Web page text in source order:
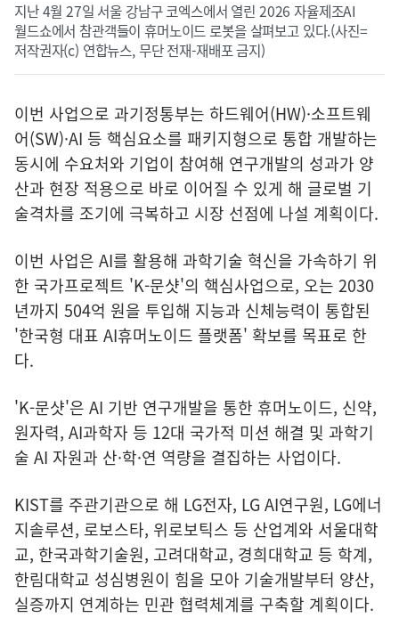
지난 4월 27일 서울 강남구 코엑스에서 열린 2026 자율제조AI
월드쇼에서 참관객들이 휴머노이드 로봇을 살펴보고 있다.(사진=
저작권자(c) 연합뉴스, 무단 전재-재배포 금지)
이번 사업으로 과기정통부는 하드웨어(HW)·소프트웨
어(SW)·AI 등 핵심요소를 패키지형으로 통합 개발하는
동시에 수요처와 기업이 참여해 연구개발의 성과가 양
산과 현장 적용으로 바로 이어질 수 있게 해 글로벌 기
술격차를 조기에 극복하고 시장 선점에 나설 계획이다.
이번 사업은 AI를 활용해 과학기술 혁신을 가속하기 위
한 국가프로젝트 'K-문샷'의 핵심사업으로, 오는 2030
년까지 504억 원을 투입해 지능과 신체능력이 통합된
'한국형 대표 AI휴머노이드 플랫폼' 확보를 목표로 한
다.
'K-문샷'은 AI 기반 연구개발을 통한 휴머노이드, 신약,
원자력, AI과학자 등 12대 국가적 미션 해결 및 과학기
술 AI 자원과 산·학·연 역량을 결집하는 사업이다.
KIST를 주관기관으로 해 LG전자, LG AI연구원, LG에너
지솔루션, 로보스타, 위로보틱스 등 산업계와 서울대학
교, 한국과학기술원, 고려대학교, 경희대학교 등 학계,
한림대학교 성심병원이 힘을 모아 기술개발부터 양산,
실증까지 연계하는 민관 협력체계를 구축할 계획이다.